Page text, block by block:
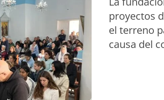
proyectos
el terreno
causa del